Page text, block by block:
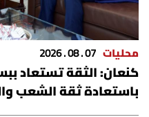
محليات 07 . 08 . 2026
كنعان‬⁩: الثقة تستعاد
باستعادة ثقة الشعب